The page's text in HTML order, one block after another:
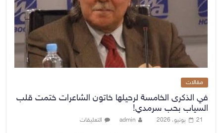
مقالات
في الذكرى الخامسة لرحيلها خاتون الشاعرات ختمت قلب
السياب بحب سرمدي!
21 يونيو، 2026 admin التعليقات